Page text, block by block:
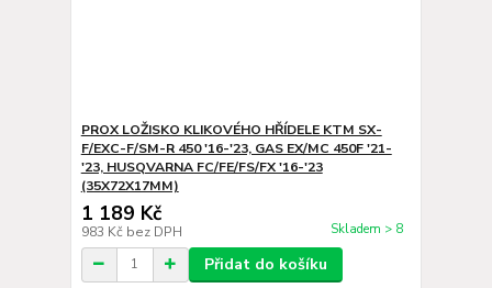
PROX LOŽISKO KLIKOVÉHO HŘÍDELE KTM SX-
F/EXC-F/SM-R 450 '16-'23, GAS EX/MC 450F '21-
'23, HUSQVARNA FC/FE/FS/FX '16-'23
(35X72X17MM)
1 189 Kč
983 Kč bez DPH Skladem > 8
Přidat do košíku